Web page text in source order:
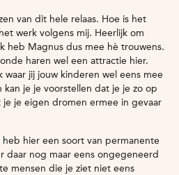
van dit hele relaas. Hoe is het
werk volgens mij. Heerlijk om
heb Magnus dus mee hè trouwens.
haren wel een attractie hier.
jij jouw kinderen wel eens mee
je je voorstellen dat je je zo op
je eigen dromen ermee in gevaar
hier een soort van permanente
daar nog maar eens ongegeneerd
mensen die je ziet niet eens